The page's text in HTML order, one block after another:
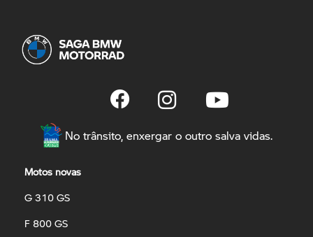
No trânsito, enxergar o outro salva vidas.
Motos novas
G 310 GS
F 800 GS